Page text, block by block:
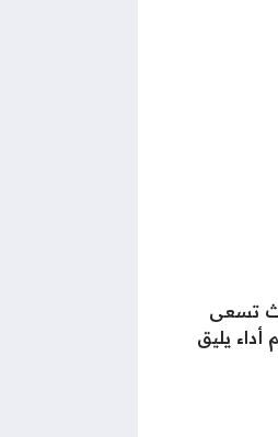
المكثفة التي يخوضها الفراعنة لخوض منافسات بطولة كأس العالم ٢٠٢٦، حيث تسعى
يليق